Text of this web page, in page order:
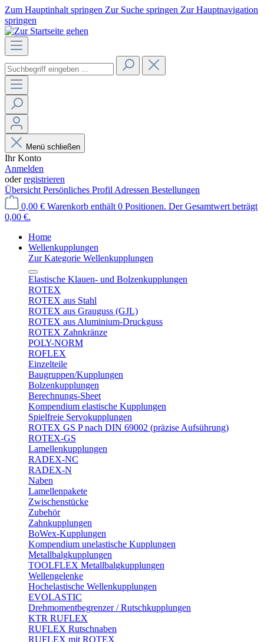
Zum Hauptinhalt springen Zur Suche springen Zur Hauptnavigation
springen
Menü schließen
Ihr Konto
Anmelden
oderregistrieren
Übersicht Persönliches Profil Adressen Bestellungen
0,00 € Warenkorb enthält 0 Positionen. Der Gesamtwert beträgt
0,00 €.
Home
Wellenkupplungen
Zur Kategorie Wellenkupplungen
Elastische Klauen- und Bolzenkupplungen
ROTEX
ROTEX aus Stahl
ROTEX aus Grauguss (GJL)
ROTEX aus Aluminium-Druckguss
ROTEX Zahnkränze
POLY-NORM
ROFLEX
Einzelteile
Baugruppen/Kupplungen
Bolzenkupplungen
Berechnungs-Sheet
Kompendium elastische Kupplungen
Spielfreie Servokupplungen
ROTEX GS P nach DIN 69002 (präzise Aufsührung)
ROTEX-GS
Lamellenkupplungen
RADEX-NC
RADEX-N
Naben
Lamellenpakete
Zwischenstücke
Zubehör
Zahnkupplungen
BoWex-Kupplungen
Kompendium unelastische Kupplungen
Metallbalgkupplungen
TOOLFLEX Metallbalgkupplungen
Wellengelenke
Hochelastische Wellenkupplungen
EVOLASTIC
Drehmomentbegrenzer / Rutschkupplungen
KTR RUFLEX
RUFLEX Rutschnaben
RUFLEX mit ROTEX